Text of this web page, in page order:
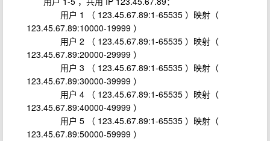
用户 1 （ 123.45.67.89:1-65535 ）映射（
123.45.67.89:10000-19999 ）
用户 2 （ 123.45.67.89:1-65535 ）映射（
123.45.67.89:20000-29999 ）
用户 3 （ 123.45.67.89:1-65535 ）映射（
123.45.67.89:30000-39999 ）
用户 4 （ 123.45.67.89:1-65535 ）映射（
123.45.67.89:40000-49999 ）
用户 5 （ 123.45.67.89:1-65535 ）映射（
123.45.67.89:50000-59999 ）